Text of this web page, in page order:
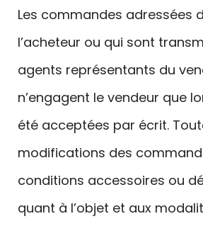
Les commandes adressées
l’acheteur ou qui sont
agents représentants du
n’engagent le vendeur que
été acceptées par écrit.
modifications des
conditions accessoires ou
quant à l’objet et aux